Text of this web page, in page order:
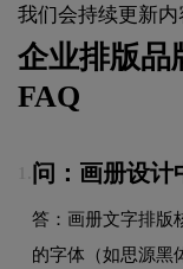
我们会持续更新内
企业排版品
FAQ
问：画册设计
答：画册文字排
的字体（如思源黑